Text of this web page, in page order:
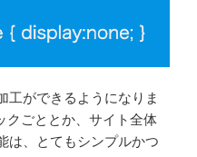
工ができるようになりま
クごととか、サイト全体
は、とてもシンプルかつ